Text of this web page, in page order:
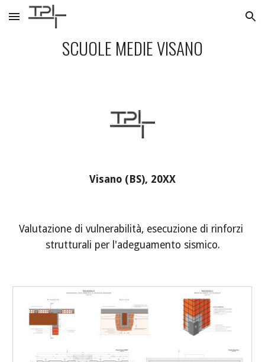
Skip to main content Skip to navigation
SCUOLE MEDIE VISANO
Visano (BS), 20XX
Valutazione di vulnerabilità, esecuzione di rinforzi
strutturali per l'adeguamento sismico.